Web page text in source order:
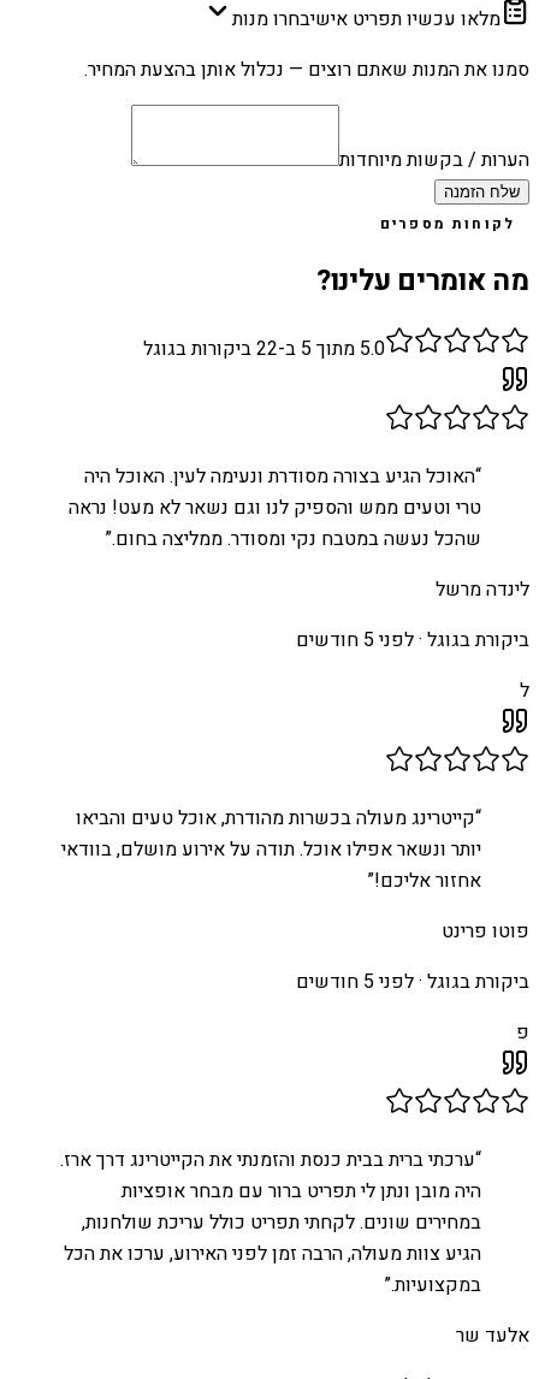
מלאו עכשיו תפריט אישיבחרו מנות
סמנו את המנות שאתם רוצים — נכלול אותן בהצעת המחיר.
הערות / בקשות מיוחדות
שלח הזמנה
לקוחות מספרים
מה אומרים עלינו?
5.0 מתוך 5 ב- 22ביקורות בגוגל
“האוכל הגיע בצורה מסודרת ונעימה לעין. האוכל היה
טרי וטעים ממש והספיק לנו וגם נשאר לא מעט! נראה
שהכל נעשה במטבח נקי ומסודר. ממליצה בחום.”
לינדה מרשל
ביקורת בגוגל ·לפני 5 חודשים
ל
“קייטרינג מעולה בכשרות מהודרת, אוכל טעים והביאו
יותר ונשאר אפילו אוכל. תודה על אירוע מושלם, בוודאי
אחזור אליכם!”
פוטו פרינט
ביקורת בגוגל ·לפני 5 חודשים
פ
“ערכתי ברית בבית כנסת והזמנתי את הקייטרינג דרך ארז.
היה מובן ונתן לי תפריט ברור עם מבחר אופציות
במחירים שונים. לקחתי תפריט כולל עריכת שולחנות,
הגיע צוות מעולה, הרבה זמן לפני האירוע, ערכו את הכל
במקצועיות.”
אלעד שר